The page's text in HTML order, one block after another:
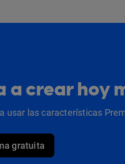
a crear hoy
usar las características
gratuita